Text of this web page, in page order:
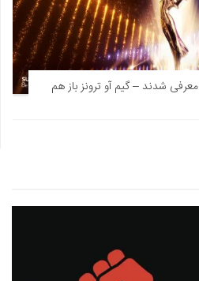
نامزدهای جوایز امی 2019 معرفی شدند – گیم آو ترونز باز هم